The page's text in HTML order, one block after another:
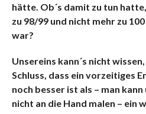
hätte. Ob´s damit zu tun
zu 98/99 und nicht mehr zu
war?
Unsereins kann´s nicht
Schluss, dass ein vorzeitiges
noch besser ist als – man
nicht an die Hand malen – ein